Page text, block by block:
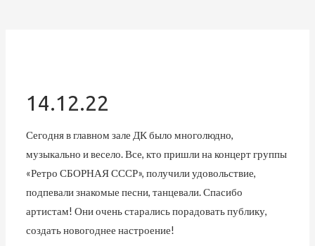
14.12.22
Сегодня в главном зале ДК было многолюдно,
музыкально и весело. Все, кто пришли на концерт группы
«Ретро СБОРНАЯ СССР», получили удовольствие,
подпевали знакомые песни, танцевали. Спасибо
артистам! Они очень старались порадовать публику,
создать новогоднее настроение!